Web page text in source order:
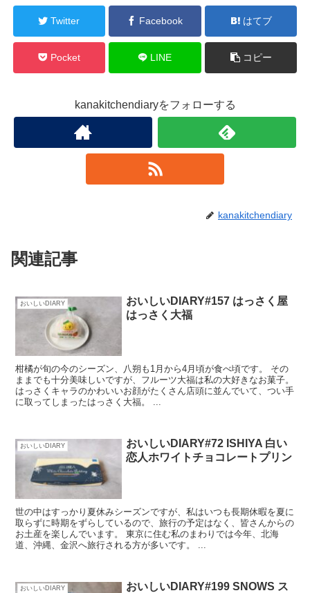
Twitter Facebook はてブ
Pocket LINE コピー
kanakitchendiaryをフォローする
kanakitchendiary
関連記事
おいしいDIARY
おいしいDIARY#157 はっさく屋
はっさく大福
柑橘が旬の今のシーズン、八朔も1月から4月頃が食べ頃です。 その
ままでも十分美味しいですが、フルーツ大福は私の大好きなお菓子。
はっさくキャラのかわいいお顔がたくさん店頭に並んでいて、つい手
に取ってしまったはっさく大福。 ...
おいしいDIARY
おいしいDIARY#72 ISHIYA 白い
恋人ホワイトチョコレートプリン
世の中はすっかり夏休みシーズンですが、私はいつも長期休暇を夏に
取らずに時期をずらしているので、旅行の予定はなく、皆さんからの
お土産を楽しんでいます。 東京に住む私のまわりでは今年、北海
道、沖縄、金沢へ旅行される方が多いです。 ...
おいしいDIARY
おいしいDIARY#199 SNOWS ス